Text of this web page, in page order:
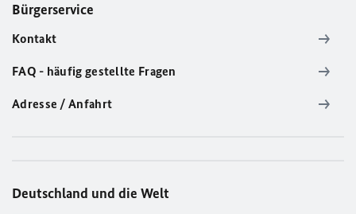
Bürgerservice
Kontakt
FAQ - häufig gestellte Fragen
Adresse / Anfahrt
Deutschland und die Welt